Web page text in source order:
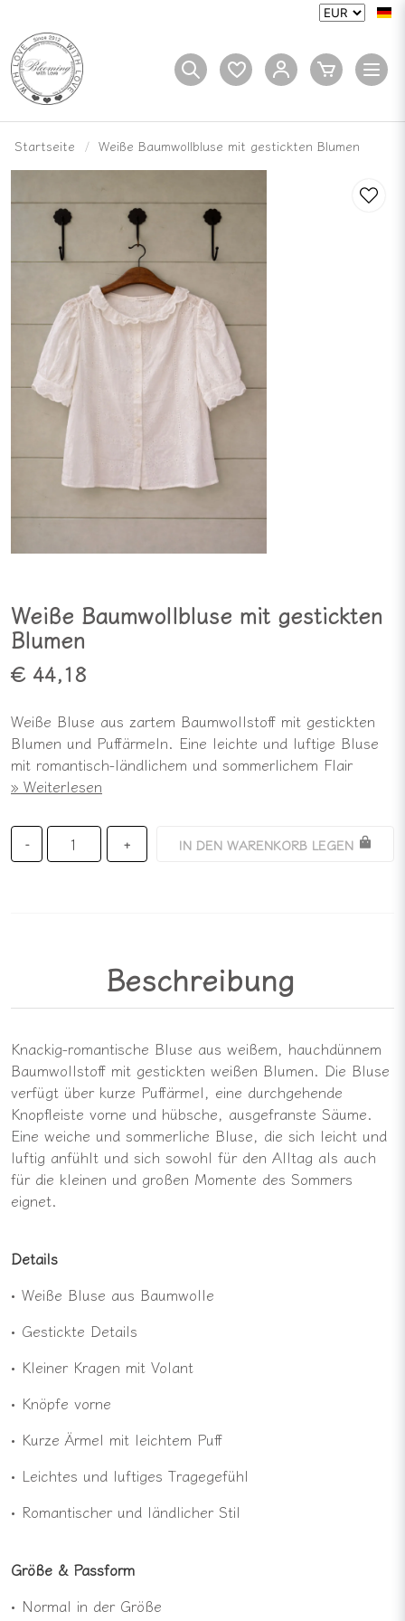
Startseite Weiße Baumwollbluse mit gestickten Blumen
Weiße Baumwollbluse mit gestickten
Blumen
€ 44,18
Weiße Bluse aus zartem Baumwollstoff mit gestickten
Blumen und Puffärmeln. Eine leichte und luftige Bluse
mit romantisch-ländlichem und sommerlichem Flair
Weiterlesen
- + IN DEN WARENKORB LEGEN
Beschreibung
Knackig-romantische Bluse aus weißem, hauchdünnem
Baumwollstoff mit gestickten weißen Blumen. Die Bluse
verfügt über kurze Puffärmel, eine durchgehende
Knopfleiste vorne und hübsche, ausgefranste Säume.
Eine weiche und sommerliche Bluse, die sich leicht und
luftig anfühlt und sich sowohl für den Alltag als auch
für die kleinen und großen Momente des Sommers
eignet.
Details
• Weiße Bluse aus Baumwolle
• Gestickte Details
• Kleiner Kragen mit Volant
• Knöpfe vorne
• Kurze Ärmel mit leichtem Puff
• Leichtes und luftiges Tragegefühl
• Romantischer und ländlicher Stil
Größe & Passform
• Normal in der Größe